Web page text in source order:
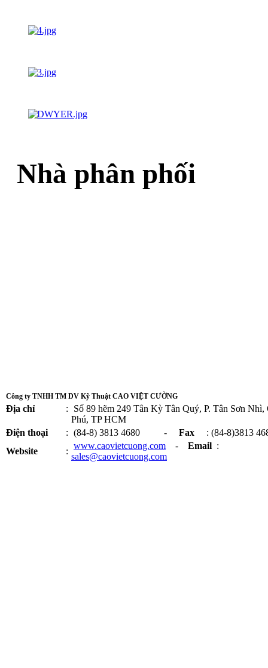
Nhà phân phối
Công ty TNHH TM DV Kỹ Thuật CAO VIỆT CƯỜNG
Địa chỉ :
Số 89 hẽm 249 Tân Kỳ Tân Quý, P. Tân Sơn Nhì,
Phú, TP HCM
Điện thoại
: (84-8) 3813 4680 - Fax
: (84-8)3813
Website
:
www.caovietcuong.com - Email :
sales@caovietcuong.com